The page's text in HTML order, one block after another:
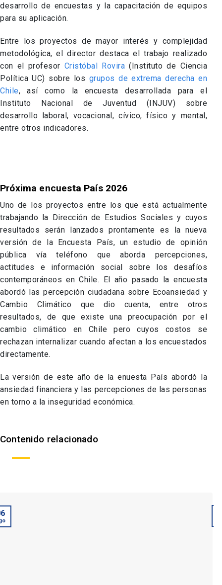
desarrollo de encuestas y la capacitación de equipos
para su aplicación.
Entre los proyectos de mayor interés y complejidad
metodológica, el director destaca el trabajo realizado
con el profesor Cristóbal Rovira (Instituto de Ciencia
Política UC) sobre los grupos de extrema derecha en
Chile, así como la encuesta desarrollada para el
Instituto Nacional de Juventud (INJUV) sobre
desarrollo laboral, vocacional, cívico, físico y mental,
entre otros indicadores.
Próxima encuesta País 2026
Uno de los proyectos entre los que está actualmente
trabajando la Dirección de Estudios Sociales y cuyos
resultados serán lanzados prontamente es la nueva
versión de la Encuesta País, un estudio de opinión
pública vía teléfono que aborda percepciones,
actitudes e información social sobre los desafíos
contemporáneos en Chile. El año pasado la encuesta
abordó las percepción ciudadana sobre Ecoansiedad y
Cambio Climático que dio cuenta, entre otros
resultados, de que existe una preocupación por el
cambio climático en Chile pero cuyos costos se
rechazan internalizar cuando afectan a los encuestados
directamente.
La versión de este año de la enuesta País abordó la
ansiedad financiera y las percepciones de las personas
en torno a la inseguridad económica.
Contenido relacionado